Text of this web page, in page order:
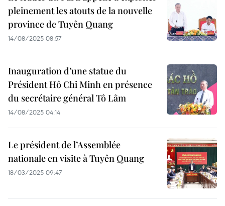
pleinement les atouts de la nouvelle
province de Tuyên Quang
14/08/2025 08:57
Inauguration d’une statue du
Président Hô Chi Minh en présence
du secrétaire général Tô Lâm
14/08/2025 04:14
Le président de l’Assemblée
nationale en visite à Tuyên Quang
18/03/2025 09:47